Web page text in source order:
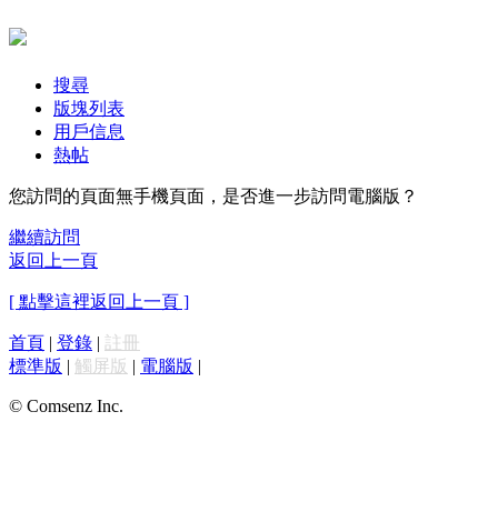
搜尋
版塊列表
用戶信息
熱帖
您訪問的頁面無手機頁面，是否進一步訪問電腦版？
繼續訪問
返回上一頁
[ 點擊這裡返回上一頁 ]
首頁 | 登錄 | 註冊
標準版 | 觸屏版 | 電腦版 |
© Comsenz Inc.